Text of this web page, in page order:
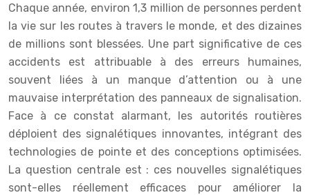
Chaque année, environ 1,3 million de personnes perdent
la vie sur les routes à travers le monde, et des dizaines
de millions sont blessées. Une part significative de ces
accidents est attribuable à des erreurs humaines,
souvent liées à un manque d’attention ou à une
mauvaise interprétation des panneaux de signalisation.
Face à ce constat alarmant, les autorités routières
déploient des signalétiques innovantes, intégrant des
technologies de pointe et des conceptions optimisées.
La question centrale est : ces nouvelles signalétiques
sont-elles réellement efficaces pour améliorer la